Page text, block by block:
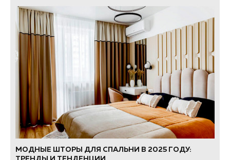
МОДНЫЕ ШТОРЫ ДЛЯ СПАЛЬНИ В 2025 ГОДУ: